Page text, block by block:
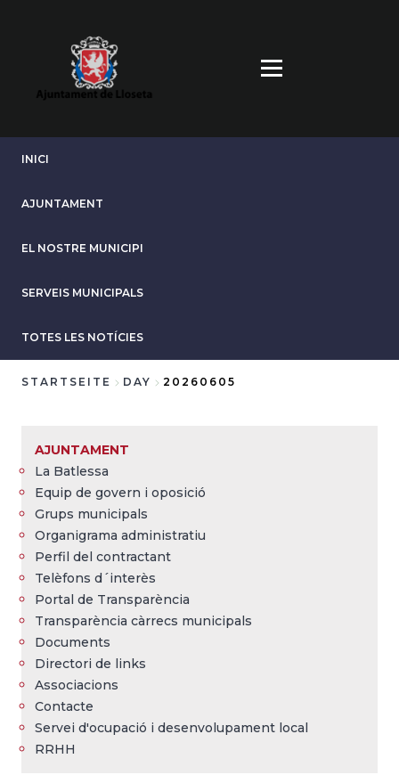
INICI
AJUNTAMENT
EL NOSTRE MUNICIPI
SERVEIS MUNICIPALS
TOTES LES NOTÍCIES
STARTSEITE DAY 20260605
AJUNTAMENT
La Batlessa
Equip de govern i oposició
Grups municipals
Organigrama administratiu
Perfil del contractant
Telèfons d´interès
Portal de Transparència
Transparència càrrecs municipals
Documents
Directori de links
Associacions
Contacte
Servei d'ocupació i desenvolupament local
RRHH